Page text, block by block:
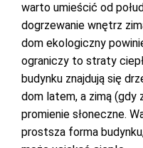
warto umieścić od
dogrzewanie wnętrz
dom ekologiczny
ograniczy to straty
budynku znajdują się
dom latem, a zimą (gdy
promienie słoneczne.
prostsza forma